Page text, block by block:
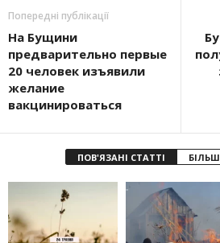
Попередні публікації
На Бущини
предварительно первые
20 человек изъявили
желание
вакцинироваться
ПОВ'ЯЗАНІ СТАТТІ